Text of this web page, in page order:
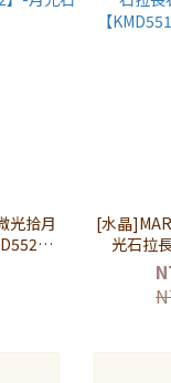
光拾月
】-
[水晶
光石拉
【